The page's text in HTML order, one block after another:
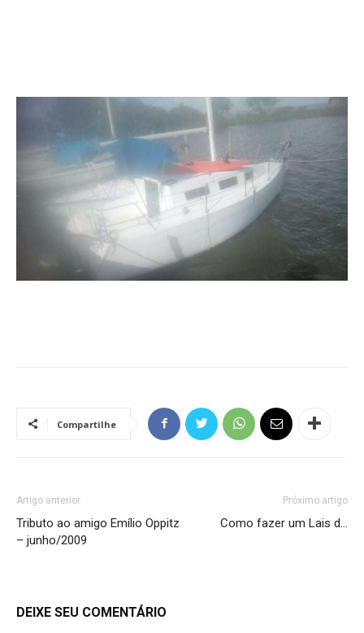
Compartilhe
Artigo anterior
Tributo ao amigo Emílio Oppitz
– junho/2009
Próximo artigo
Como fazer um Lais d…
DEIXE SEU COMENTÁRIO